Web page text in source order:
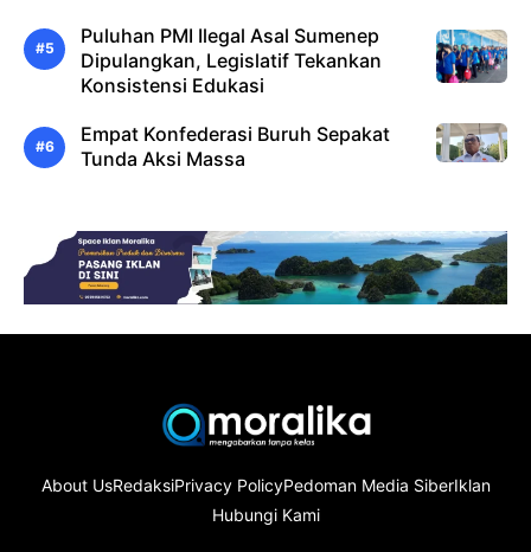
Puluhan PMI Ilegal Asal Sumenep
Dipulangkan, Legislatif Tekankan
Konsistensi Edukasi
Empat Konfederasi Buruh Sepakat
Tunda Aksi Massa
About UsRedaksiPrivacy PolicyPedoman Media SiberIklan
Hubungi Kami